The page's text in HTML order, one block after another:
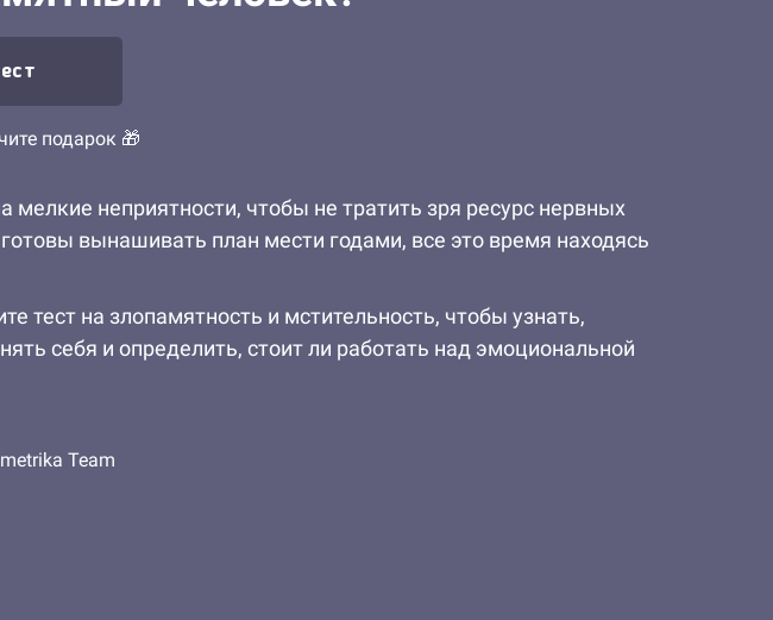
подарок 🎁
мелкие неприятности, чтобы не тратить зря ресурс нервных
вынашивать план мести годами, все это время находясь
тест на злопамятность и мстительность, чтобы узнать,
себя и определить, стоит ли работать над эмоциональной
Team